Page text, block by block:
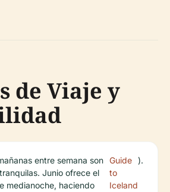
de Viaje y
entre semana son
Junio ofrece el
medianoche, haciendo
Guide
to
Iceland
).